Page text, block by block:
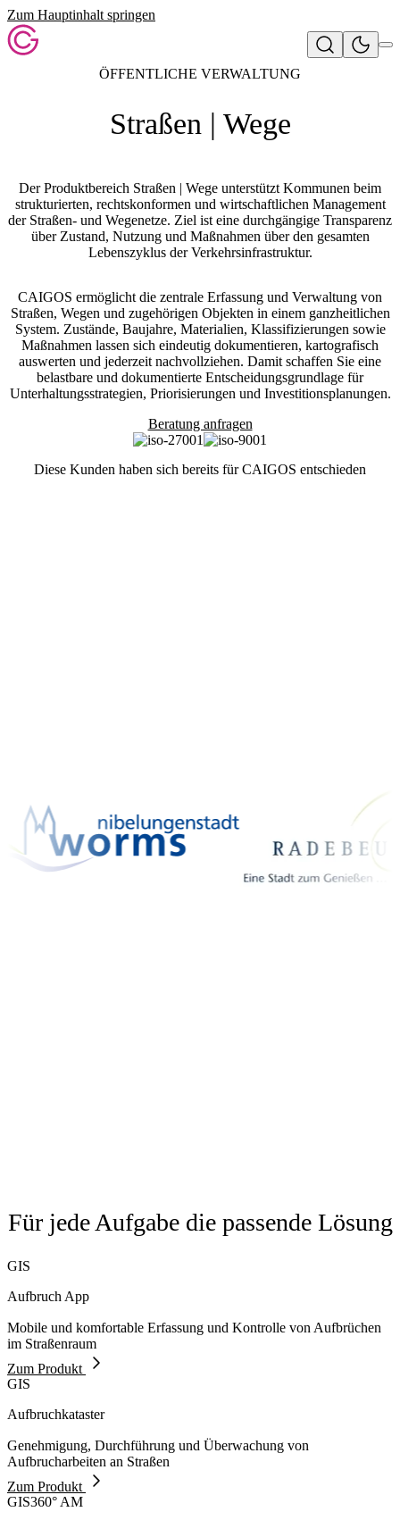
Zum Hauptinhalt springen
ÖFFENTLICHE VERWALTUNG
Straßen | Wege
Der Produktbereich Straßen | Wege unterstützt Kommunen beim
strukturierten, rechtskonformen und wirtschaftlichen Management
der Straßen- und Wegenetze. Ziel ist eine durchgängige Transparenz
über Zustand, Nutzung und Maßnahmen über den gesamten
Lebenszyklus der Verkehrsinfrastruktur.
CAIGOS ermöglicht die zentrale Erfassung und Verwaltung von
Straßen, Wegen und zugehörigen Objekten in einem ganzheitlichen
System. Zustände, Baujahre, Materialien, Klassifizierungen sowie
Maßnahmen lassen sich eindeutig dokumentieren, kartografisch
auswerten und jederzeit nachvollziehen. Damit schaffen Sie eine
belastbare und dokumentierte Entscheidungsgrundlage für
Unterhaltungsstrategien, Priorisierungen und Investitionsplanungen.
Beratung anfragen
Diese Kunden haben sich bereits für CAIGOS entschieden
Für jede Aufgabe die passende Lösung
GIS
Aufbruch App
Mobile und komfortable Erfassung und Kontrolle von Aufbrüchen
im Straßenraum
Zum Produkt
GIS
Aufbruchkataster
Genehmigung, Durchführung und Überwachung von
Aufbrucharbeiten an Straßen
Zum Produkt
GIS360° AM